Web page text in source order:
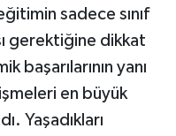
sadece sınıf
gerektiğine dikkat
başarılarının yanı
en büyük
Yaşadıkları